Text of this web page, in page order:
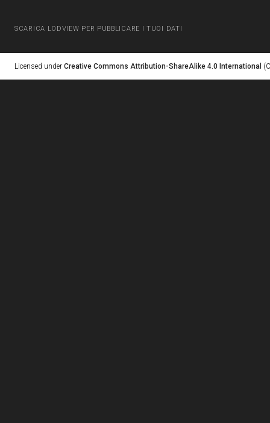
SCARICA LODVIEW PER PUBBLICARE I TUOI DATI
Licensed under Creative Commons Attribution-ShareAlike 4.0 International